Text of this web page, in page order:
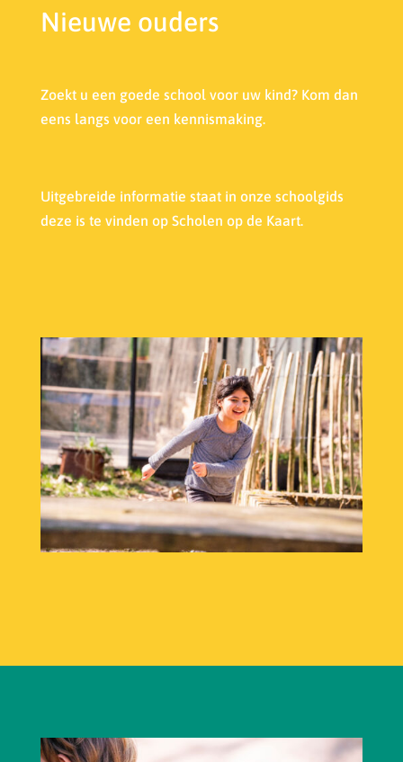
Nieuwe ouders
Zoekt u een goede school voor uw kind? Kom dan
eens langs voor een kennismaking.
Uitgebreide informatie staat in onze schoolgids
deze is te vinden op Scholen op de Kaart.